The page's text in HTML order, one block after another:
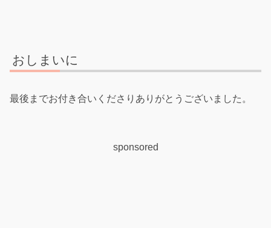
おしまいに
最後までお付き合いくださりありがとうございました。
sponsored